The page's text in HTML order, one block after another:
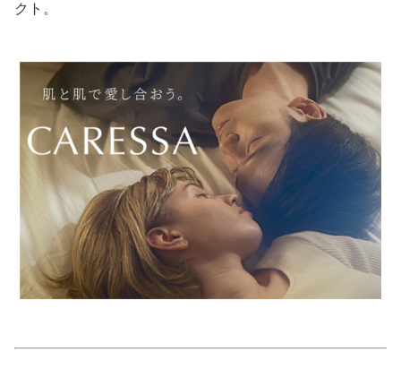
妊娠/出産/家族
ココロ/カラダ
グルメ
トラベル
カルチャー/エンタメ
クト。